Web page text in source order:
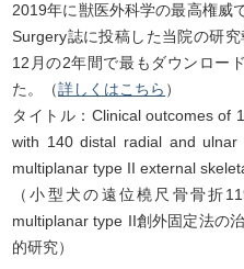
2019年に獣医外科学の最高権威
Surgery誌に投稿した当院の研
12月の2年間で最もダウンロー
た。（詳しくはこちら ）
タイトル：Clinical outcomes of
with 140 distal radial and
multiplanar type II external
（小型犬の遠位橈尺骨骨折
multiplanar type II創外固定法の
的研究）